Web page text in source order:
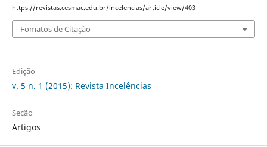
https://revistas.cesmac.edu.br/incelencias/article/view/403
Fomatos de Citação
Edição
v. 5 n. 1 (2015): Revista Incelências
Seção
Artigos